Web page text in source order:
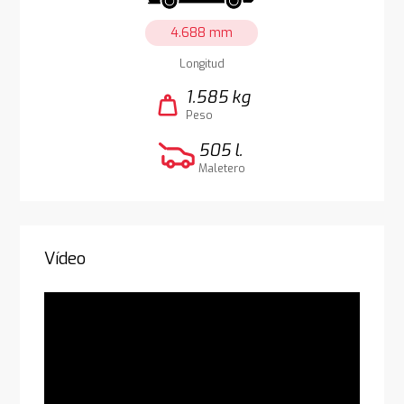
4.688 mm
Longitud
weight 1.585 kg
Peso
505 l.
Maletero
Vídeo